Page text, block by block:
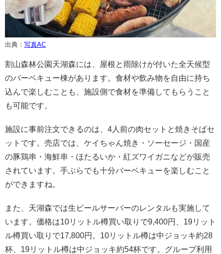
出典： 写真AC
割山森林公園天湖森には、屋根と雨除けが付いた全天候型
のバーベキュー棟があります。食材や飲み物を自由に持ち
込んで楽しむことも、施設側で食材を準備してもらうこと
も可能です。
施設に事前注文できるのは、4人前の肉セットと焼きそばセ
ットです。売店では、ケイちゃん焼き・ソーセージ・国産
の豚鶏串・海鮮串・ほたるいか・紅ズワイガニなどが販売
されています。手ぶらでも十分バーベキューを楽しむこと
ができますね。
また、天湖森では生ビールサーバーのレンタルも実施して
います。価格は10リットル樽買い取りで9,400円、19リット
ル樽買い取りで17,800円。10リットル樽は中ジョッキ約28
杯、19リットル樽は中ジョッキ約54杯です。グループ利用